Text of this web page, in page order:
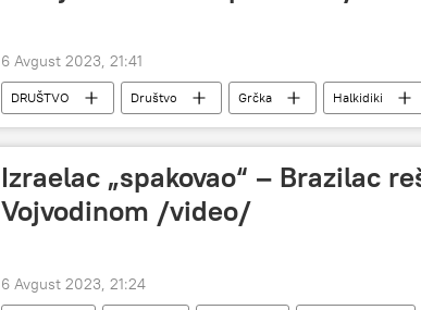
6 Avgust 2023, 21:41
DRUŠTVO Društvo Grčka Halkidiki
Izraelac „spakovao“ – Brazilac
Vojvodinom /video/
6 Avgust 2023, 21:24